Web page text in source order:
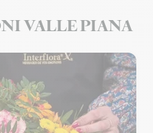
VALLE PIANA